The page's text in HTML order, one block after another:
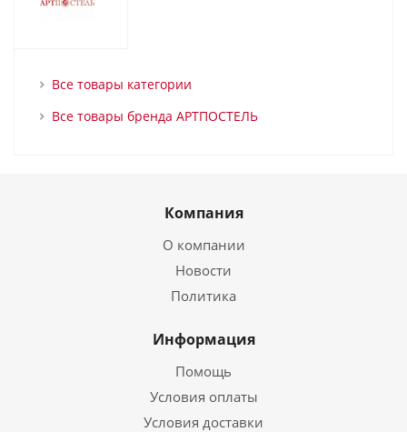
Все товары категории
Все товары бренда АРТПОСТЕЛЬ
Компания
О компании
Новости
Политика
Информация
Помощь
Условия оплаты
Условия доставки